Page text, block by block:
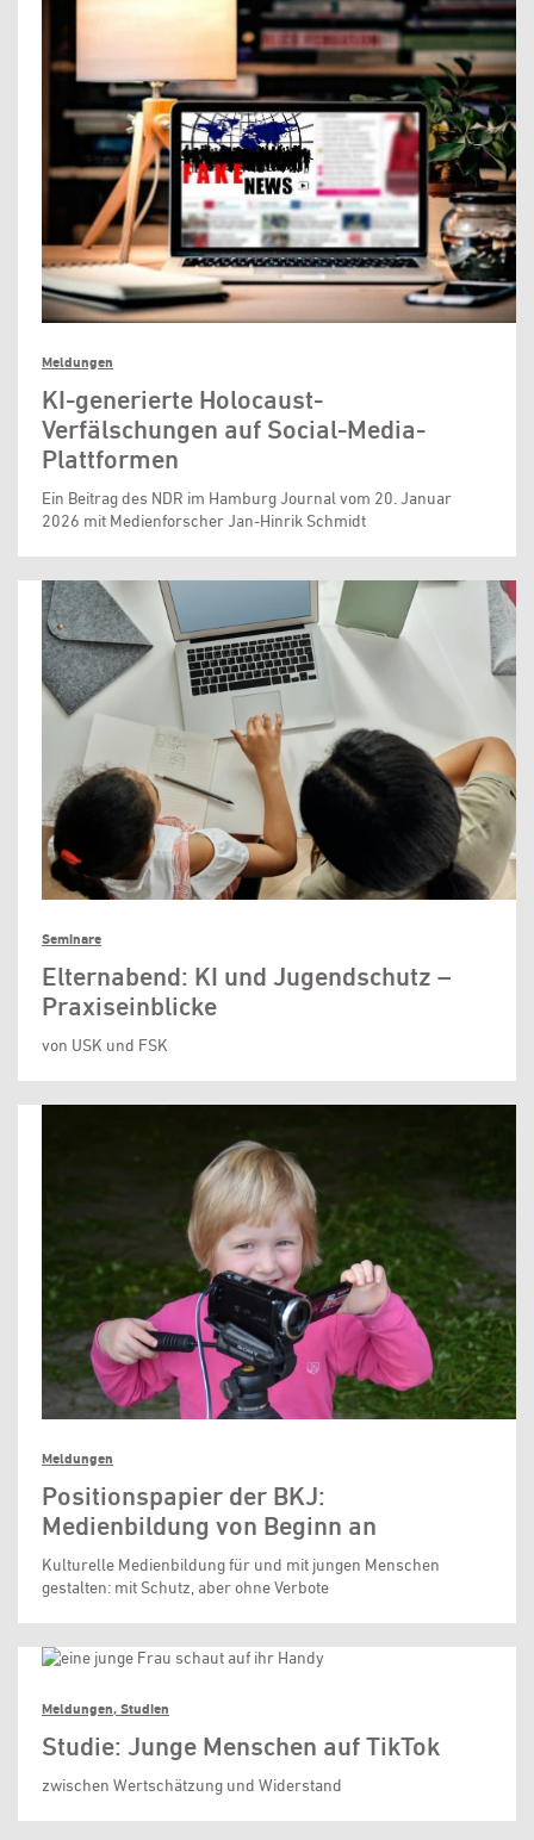
Meldungen
KI-generierte Holocaust-
Verfälschungen auf Social-Media-
Plattformen
Ein Beitrag des NDR im Hamburg Journal vom 20. Januar
2026 mit Medienforscher Jan-Hinrik Schmidt
Seminare
Elternabend: KI und Jugendschutz –
Praxiseinblicke
von USK und FSK
Meldungen
Positionspapier der BKJ:
Medienbildung von Beginn an
Kulturelle Medienbildung für und mit jungen Menschen
gestalten: mit Schutz, aber ohne Verbote
Meldungen, Studien
Studie: Junge Menschen auf TikTok
zwischen Wertschätzung und Widerstand